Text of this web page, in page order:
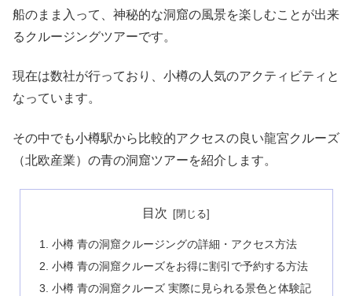
船のまま入って、神秘的な洞窟の風景を楽しむことが出来
るクルージングツアーです。
現在は数社が行っており、小樽の人気のアクティビティと
なっています。
その中でも小樽駅から比較的アクセスの良い龍宮クルーズ
（北欧産業）の青の洞窟ツアーを紹介します。
目次
小樽 青の洞窟クルージングの詳細・アクセス方法
小樽 青の洞窟クルーズをお得に割引で予約する方法
小樽 青の洞窟クルーズ 実際に見られる景色と体験記